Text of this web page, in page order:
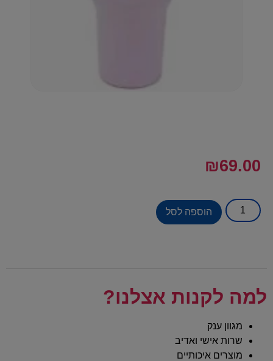
₪69.00
הוספה לסל
למה לקנות אצלנו?
מגוון ענק
שרות אישי ואדיב
מוצרים איכותיים